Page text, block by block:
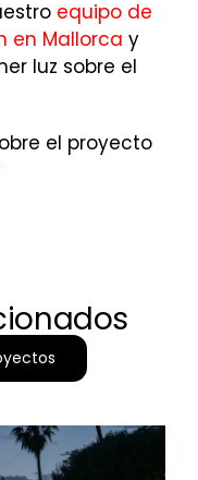
equipo de
en Mallorca y
luz sobre el
el proyecto